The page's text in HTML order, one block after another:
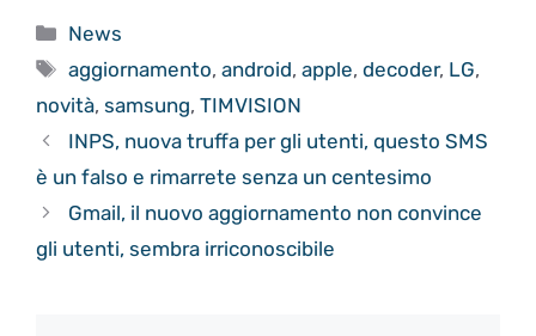
Categorie
News
Tag
aggiornamento,android,apple,decoder, LG,
novità, samsung, TIMVISION
INPS, nuova truffa per gli utenti, questo SMS
è un falso e rimarrete senza un centesimo
Gmail, il nuovo aggiornamento non convince
gli utenti, sembra irriconoscibile